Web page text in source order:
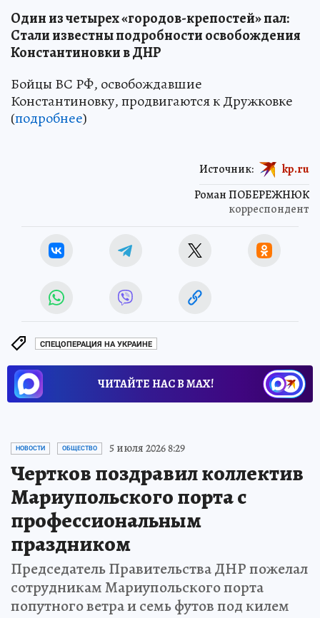
Один из четырех «городов-крепостей» пал:
Стали известны подробности освобождения
Константиновки в ДНР
Бойцы ВС РФ, освобождавшие
Константиновку, продвигаются к Дружковке
(подробнее)
Роман ПОБЕРЕЖНЮК
корреспондент
Источник: kp.ru
СПЕЦОПЕРАЦИЯ НА УКРАИНЕ
ЧИТАЙТЕ НАС В МАХ!
НОВОСТИ ОБЩЕСТВО 5 июля 2026 8:29
Чертков поздравил коллектив
Мариупольского порта с
профессиональным
праздником
Председатель Правительства ДНР пожелал
сотрудникам Мариупольского порта
попутного ветра и семь футов под килем